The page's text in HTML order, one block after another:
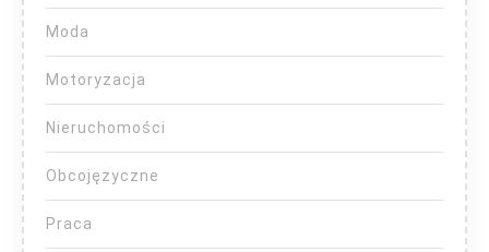
Moda
Motoryzacja
Nieruchomości
Obcojęzyczne
Praca